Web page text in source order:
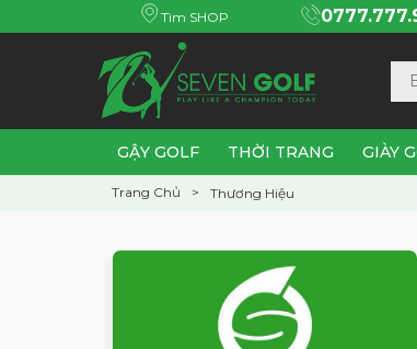
Tìm SHOP
GẬY GOLF THỜI TRANG GIÀY
Trang Chủ Thương Hiệu